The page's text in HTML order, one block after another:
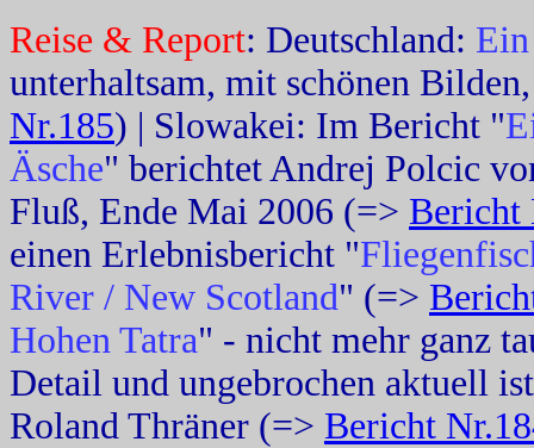
Reise & Report: Deutschland:
unterhaltsam, mit schönen
Nr.185) | Slowakei: Im Bericht "
Äsche" berichtet Andrej Polcic
Fluß, Ende Mai 2006 (=> Bericht
einen Erlebnisbericht "
River / New Scotland" (=>
Hohen Tatra" - nicht mehr ganz
Detail und ungebrochen aktuell
Roland Thräner (=> Bericht